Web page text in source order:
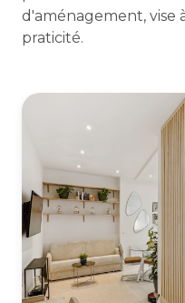
d'aménagement, vise
praticité.